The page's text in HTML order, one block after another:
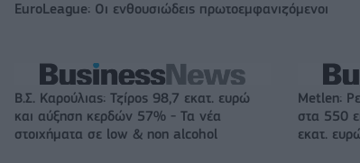
EuroLeague: Οι ενθουσιώδεις πρωτοεμφανιζόμενοι
Β.Σ. Καρούλιας: Τζίρος 98,7 εκατ. ευρώ
και αύξηση κερδών 57% - Τα νέα
στοιχήματα σε low & non alcohol
Metlen:
στα 550
εκατ.